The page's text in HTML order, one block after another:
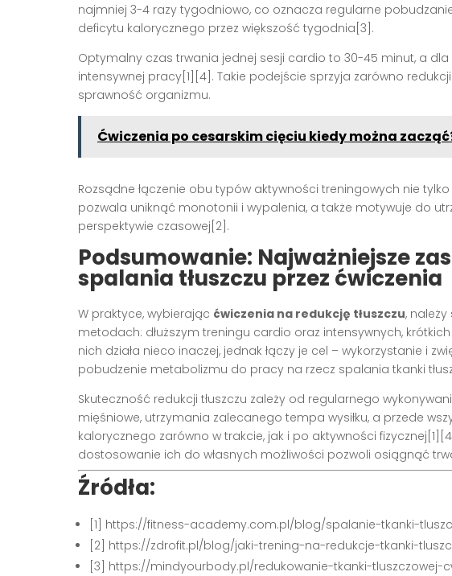
najmniej 3-4 razy tygodniowo, co oznacza regularne
deficytu kalorycznego przez większość tygodnia[3].
Optymalny czas trwania jednej sesji cardio to 30-45 minut, a dla
intensywnej pracy[1][4]. Takie podejście sprzyja zarówno
sprawność organizmu.
Ćwiczenia po cesarskim cięciu kiedy można
Rozsądne łączenie obu typów aktywności treningowych nie
pozwala uniknąć monotonii i wypalenia, a także motywuje do
perspektywie czasowej[2].
Podsumowanie: Najważniejsze
spalania tłuszczu przez ćwiczenia
W praktyce, wybierając ćwiczenia na redukcję tłuszczu,
metodach: dłuższym treningu cardio oraz intensywnych,
nich działa nieco inaczej, jednak łączy je cel – wykorzystanie i
pobudzenie metabolizmu do pracy na rzecz spalania tkanki
Skuteczność redukcji tłuszczu zależy od regularnego
mięśniowe, utrzymania zalecanego tempa wysiłku, a przede
kalorycznego zarówno w trakcie, jak i po aktywności
dostosowanie ich do własnych możliwości pozwoli osiągnąć
Źródła:
[1] https://fitness-academy.com.pl/blog/spalanie-tkanki-
[2] https://zdrofit.pl/blog/jaki-trening-na-redukcje-tkanki-
[3] https://mindyourbody.pl/redukowanie-tkanki-